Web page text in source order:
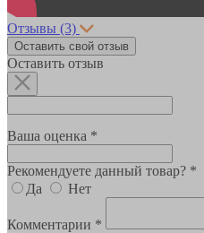
Отзывы (3)
Оставить свой отзыв
Оставить отзыв
Ваша оценка *
Рекомендуете данный товар? *
Да
Нет
Комментарии *